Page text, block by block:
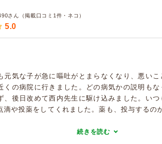
さん（掲載口コミ1件・ネコ）
5.0
元気な子が急に嘔吐がとまらなくなり、悪い
くの病院に行きました。どの病気かの説明も
、後日改めて西内先生に駆け込みました。い
滴や投薬をしてくれました。薬も、投与するの
続きを読む